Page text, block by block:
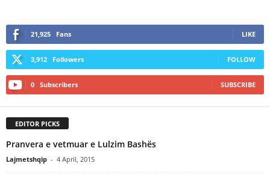
21,925 Fans LIKE
3,912 Followers FOLLOW
0 Subscribers SUBSCRIBE
EDITOR PICKS
Pranvera e vetmuar e Lulzim Bashës
Lajmetshqip - 4 April, 2015